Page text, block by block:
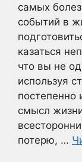
самых
событий в
казаться
что вы не
используя
постепенно
смысл
потерю, …